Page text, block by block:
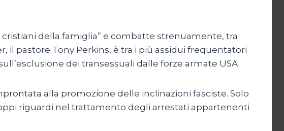
della famiglia” e combatte strenuamente, tra
il pastore Tony Perkins, è tra i più assidui frequentatori
dei transessuali dalle forze armate USA.
alla promozione delle inclinazioni fasciste. Solo
riguardi nel trattamento degli arrestati appartenenti